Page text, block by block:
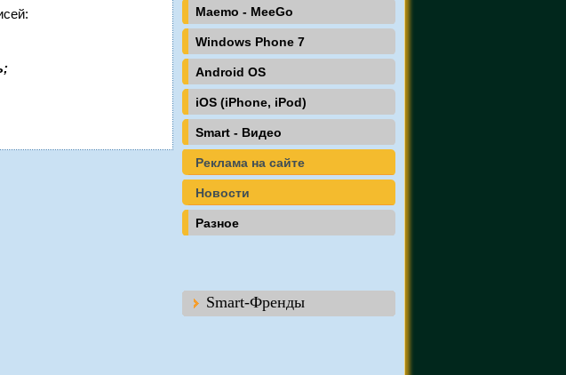
Maemo - MeeGo
Windows Phone 7
Android OS
iOS (iPhone, iPod)
Smart - Видео
Реклама на сайте
Новости
Разное
Smart-Френды